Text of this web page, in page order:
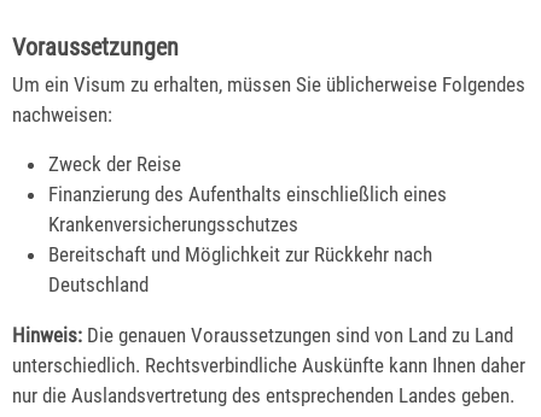
Voraussetzungen
Um ein Visum zu erhalten, müssen Sie üblicherweise Folgendes
nachweisen:
Zweck der Reise
Finanzierung des Aufenthalts einschließlich eines
Krankenversicherungsschutzes
Bereitschaft und Möglichkeit zur Rückkehr nach
Deutschland
Hinweis: Die genauen Voraussetzungen sind von Land zu Land
unterschiedlich. Rechtsverbindliche Auskünfte kann Ihnen daher
nur die Auslandsvertretung des entsprechenden Landes geben.